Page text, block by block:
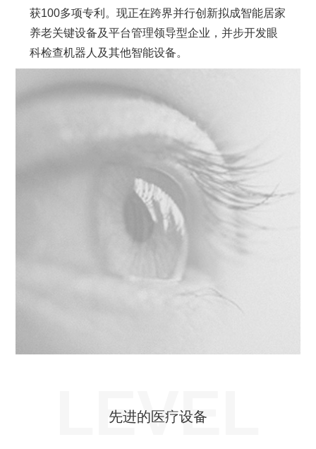
获100多项专利。现正在跨界并行创新拟成智能居家
养老关键设备及平台管理领导型企业，并步开发眼
科检查机器人及其他智能设备。
LEVEL
先进的医疗设备